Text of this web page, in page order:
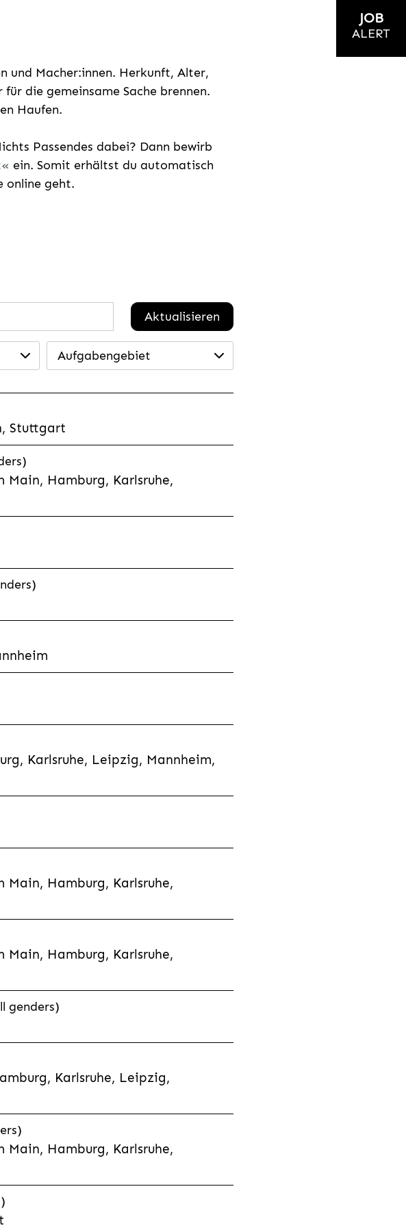
und Macher:innen. Herkunft, Alter,
die gemeinsame Sache brennen.
Haufen.
Passendes dabei? Dann bewirb
ein. Somit erhältst du automatisch
online geht.
Aktualisieren
Aufgabengebiet
Stuttgart
Main, Hamburg, Karlsruhe,
Karlsruhe, Leipzig, Mannheim,
Main, Hamburg, Karlsruhe,
Main, Hamburg, Karlsruhe,
genders)
Karlsruhe, Leipzig,
Main, Hamburg, Karlsruhe,
JOB
ALERT